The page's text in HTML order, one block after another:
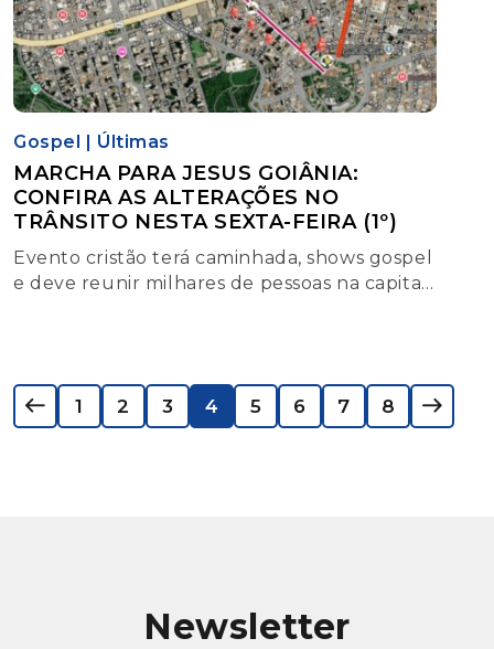
Gospel | Últimas
MARCHA PARA JESUS GOIÂNIA:
CONFIRA AS ALTERAÇÕES NO
TRÂNSITO NESTA SEXTA-FEIRA (1º)
Evento cristão terá caminhada, shows gospel
e deve reunir milhares de pessoas na capital
1 2 3 4 5 6 7 8
Newsletter